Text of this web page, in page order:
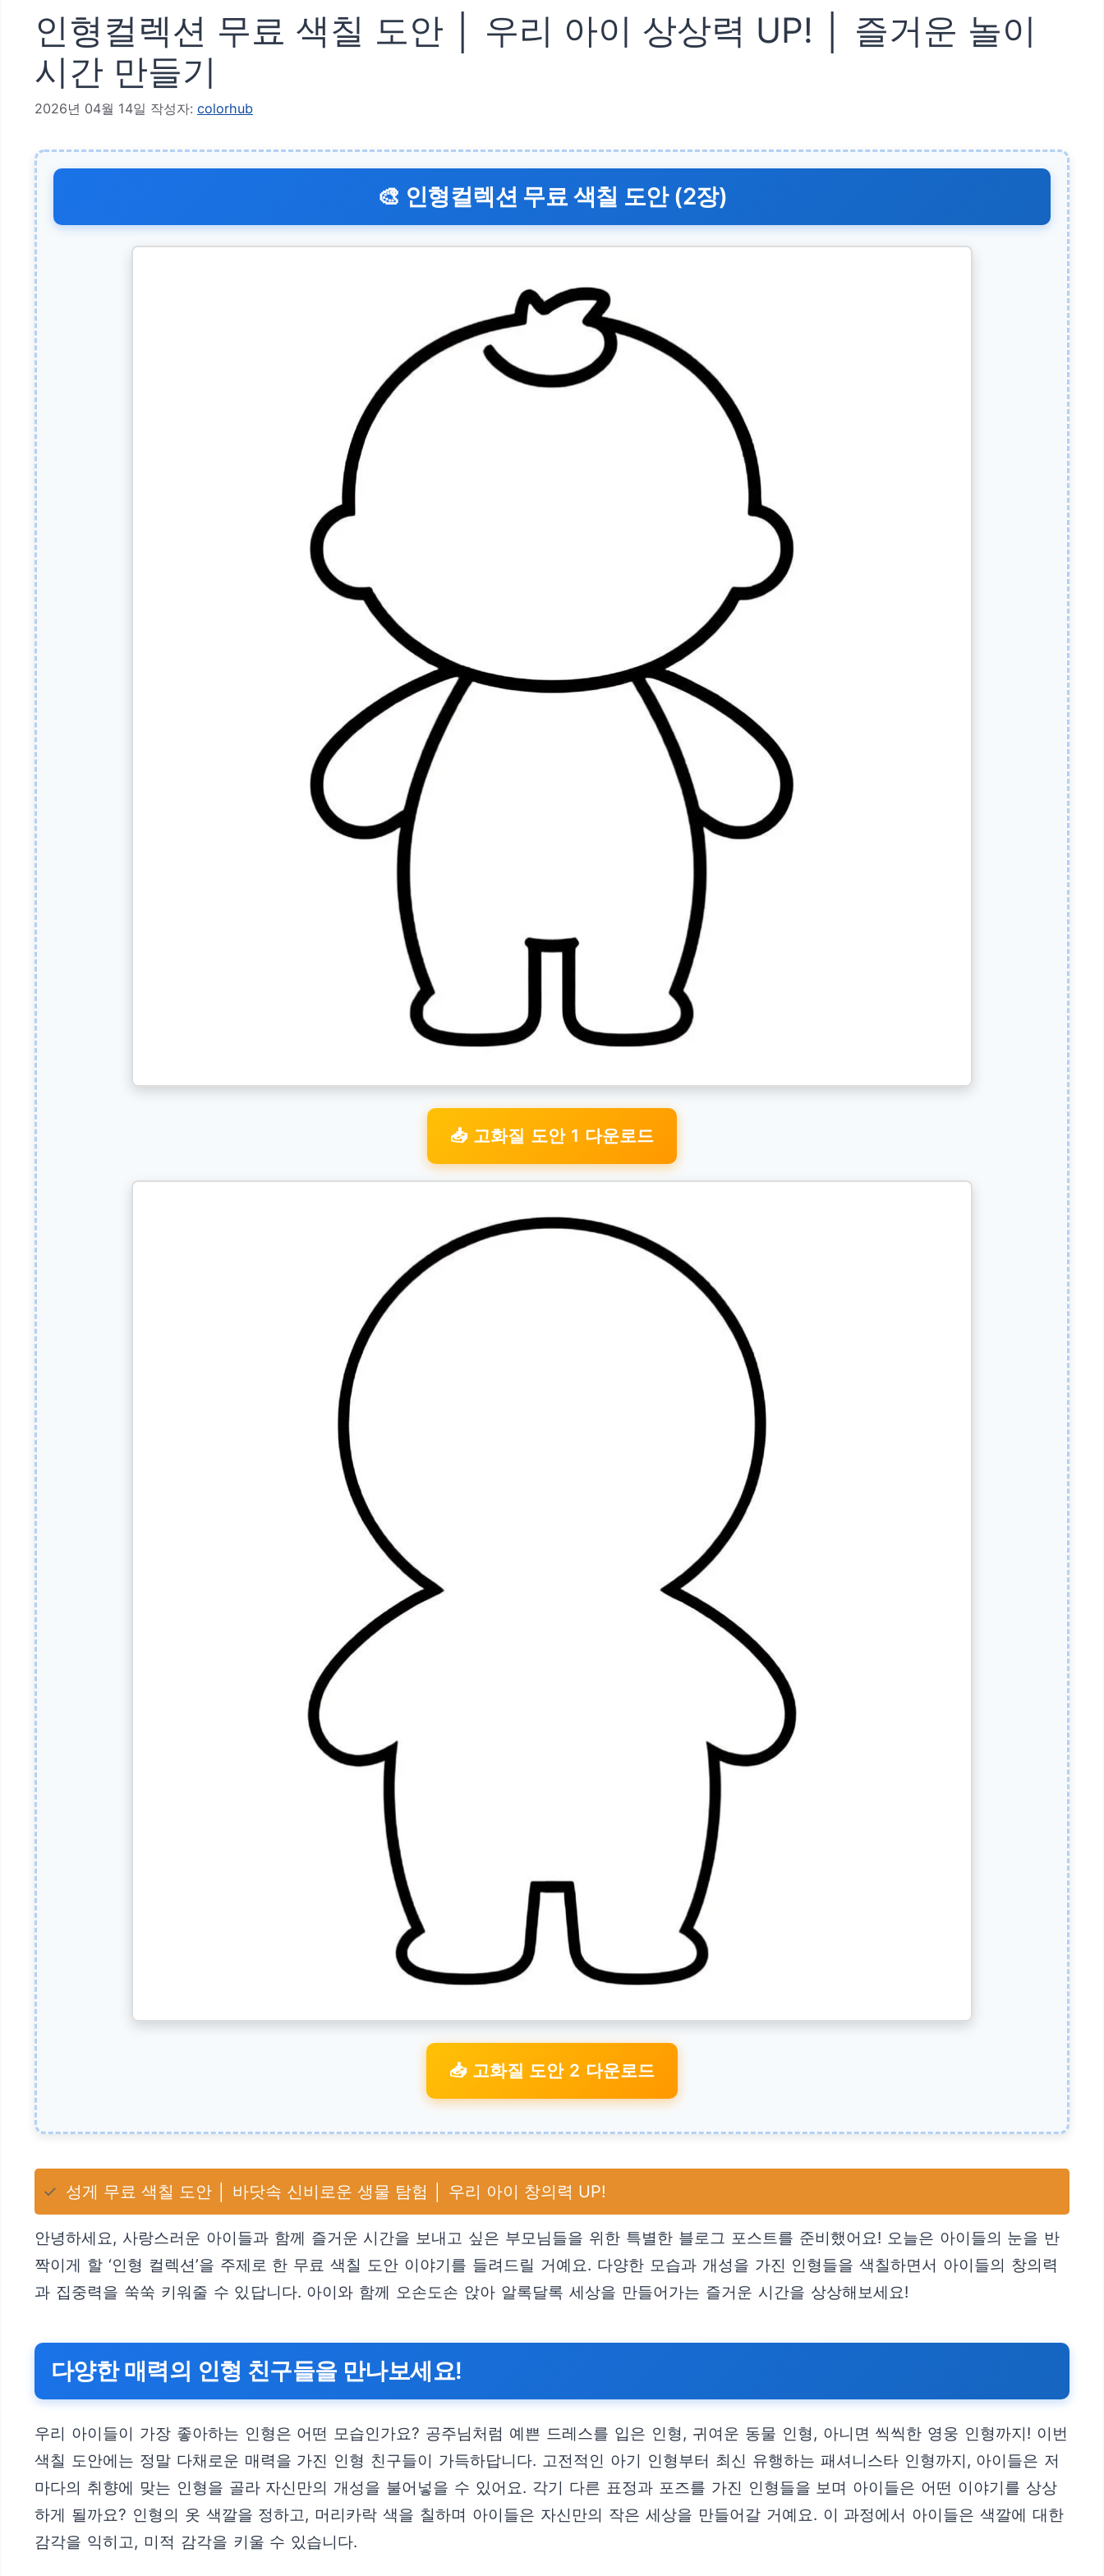
인형컬렉션 무료 색칠 도안 │ 우리 아이 상상력 UP! │ 즐거운 놀이
시간 만들기
2026년 04월 14일 작성자: colorhub
🎨 인형컬렉션 무료 색칠 도안 (2장)
📥 고화질 도안 1 다운로드
📥 고화질 도안 2 다운로드
✓ 성게 무료 색칠 도안 │ 바닷속 신비로운 생물 탐험 │ 우리 아이 창의력 UP!
안녕하세요, 사랑스러운 아이들과 함께 즐거운 시간을 보내고 싶은 부모님들을 위한 특별한 블로그 포스트를 준비했어요! 오늘은 아이들의 눈을 반
짝이게 할 ‘인형 컬렉션’을 주제로 한 무료 색칠 도안 이야기를 들려드릴 거예요. 다양한 모습과 개성을 가진 인형들을 색칠하면서 아이들의 창의력
과 집중력을 쑥쑥 키워줄 수 있답니다. 아이와 함께 오손도손 앉아 알록달록 세상을 만들어가는 즐거운 시간을 상상해보세요!
다양한 매력의 인형 친구들을 만나보세요!
우리 아이들이 가장 좋아하는 인형은 어떤 모습인가요? 공주님처럼 예쁜 드레스를 입은 인형, 귀여운 동물 인형, 아니면 씩씩한 영웅 인형까지! 이번
색칠 도안에는 정말 다채로운 매력을 가진 인형 친구들이 가득하답니다. 고전적인 아기 인형부터 최신 유행하는 패셔니스타 인형까지, 아이들은 저
마다의 취향에 맞는 인형을 골라 자신만의 개성을 불어넣을 수 있어요. 각기 다른 표정과 포즈를 가진 인형들을 보며 아이들은 어떤 이야기를 상상
하게 될까요? 인형의 옷 색깔을 정하고, 머리카락 색을 칠하며 아이들은 자신만의 작은 세상을 만들어갈 거예요. 이 과정에서 아이들은 색깔에 대한
감각을 익히고, 미적 감각을 키울 수 있습니다.